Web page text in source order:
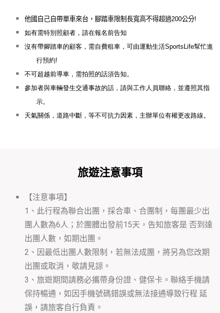
他國自己自帶單車來台，腳踏車限制長寬高不得超過200公分!
如有需特別照顧者，請在報名前告知
沒有帶腳踏車的顧客，需自費租車，可由運動生活SportsLife幫忙進
行預約!
不可超越前導車，需拍照的話須告知。
參加者與車輛發生交通事故的話，請與工作人員聯絡，並遵照其指
示。
天氣關係，道路中斷，等不可抗力因素，主辦單位有權更改路線。
旅遊注意事項
【注意事項】
1、此行程為聯合出團，採合車、合團制，每團最少出
團人數為6人；於團體出發前15天，告知旅客是 否到達
出團人數，如期出團。
2、因最低出團人數限制，若無法成團，將另為您改期
出團或取消，敬請見諒。
3、旅遊期間請務必攜帶身份證、健保卡。聯絡手機請
保持暢通，如因手機號碼錯誤或無法接通導致行程 延
誤，請旅客自行負責。